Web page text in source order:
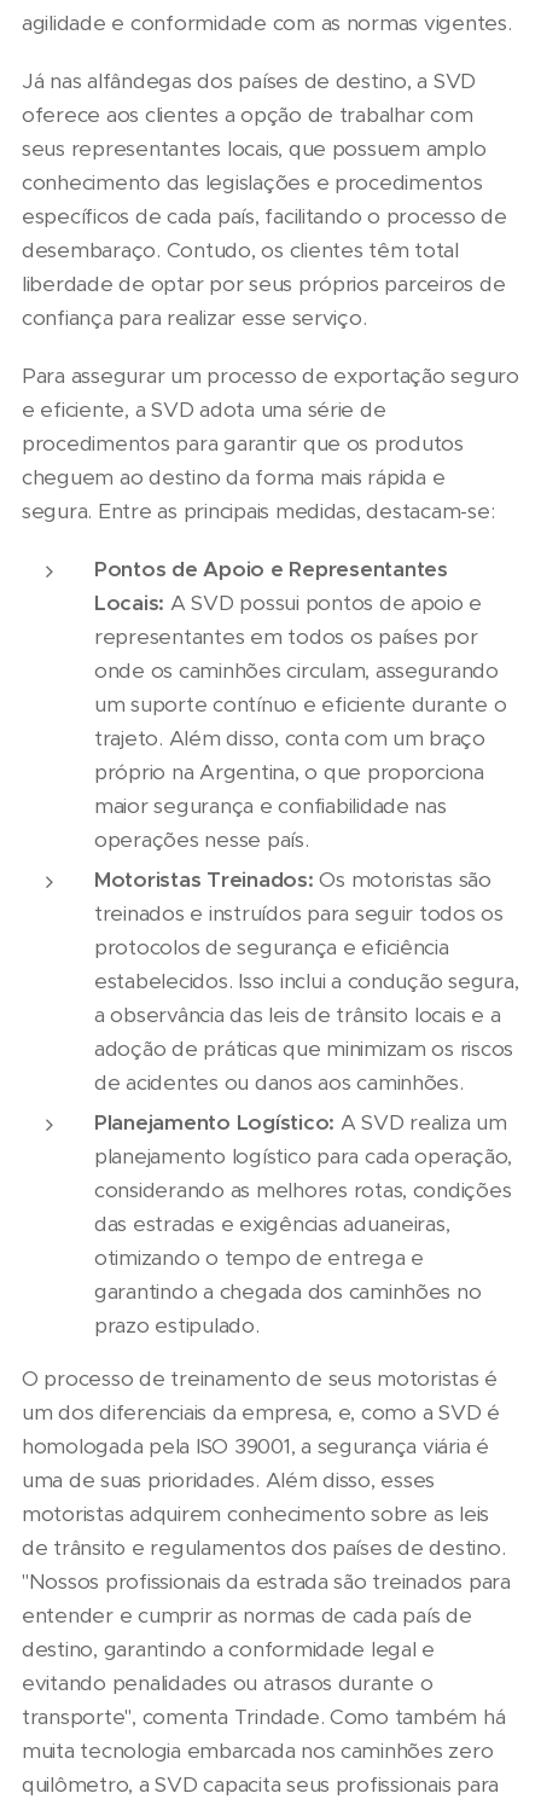
agilidade e conformidade com as normas vigentes.
Já nas alfândegas dos países de destino, a SVD
oferece aos clientes a opção de trabalhar com
seus representantes locais, que possuem amplo
conhecimento das legislações e procedimentos
específicos de cada país, facilitando o processo de
desembaraço. Contudo, os clientes têm total
liberdade de optar por seus próprios parceiros de
confiança para realizar esse serviço.
Para assegurar um processo de exportação seguro
e eficiente, a SVD adota uma série de
procedimentos para garantir que os produtos
cheguem ao destino da forma mais rápida e
segura. Entre as principais medidas, destacam-se:
Pontos de Apoio e Representantes
Locais: A SVD possui pontos de apoio e
representantes em todos os países por
onde os caminhões circulam, assegurando
um suporte contínuo e eficiente durante o
trajeto. Além disso, conta com um braço
próprio na Argentina, o que proporciona
maior segurança e confiabilidade nas
operações nesse país.
Motoristas Treinados: Os motoristas são
treinados e instruídos para seguir todos os
protocolos de segurança e eficiência
estabelecidos. Isso inclui a condução segura,
a observância das leis de trânsito locais e a
adoção de práticas que minimizam os riscos
de acidentes ou danos aos caminhões.
Planejamento Logístico: A SVD realiza um
planejamento logístico para cada operação,
considerando as melhores rotas, condições
das estradas e exigências aduaneiras,
otimizando o tempo de entrega e
garantindo a chegada dos caminhões no
prazo estipulado.
O processo de treinamento de seus motoristas é
um dos diferenciais da empresa, e, como a SVD é
homologada pela ISO 39001, a segurança viária é
uma de suas prioridades. Além disso, esses
motoristas adquirem conhecimento sobre as leis
de trânsito e regulamentos dos países de destino.
"Nossos profissionais da estrada são treinados para
entender e cumprir as normas de cada país de
destino, garantindo a conformidade legal e
evitando penalidades ou atrasos durante o
transporte", comenta Trindade. Como também há
muita tecnologia embarcada nos caminhões zero
quilômetro, a SVD capacita seus profissionais para